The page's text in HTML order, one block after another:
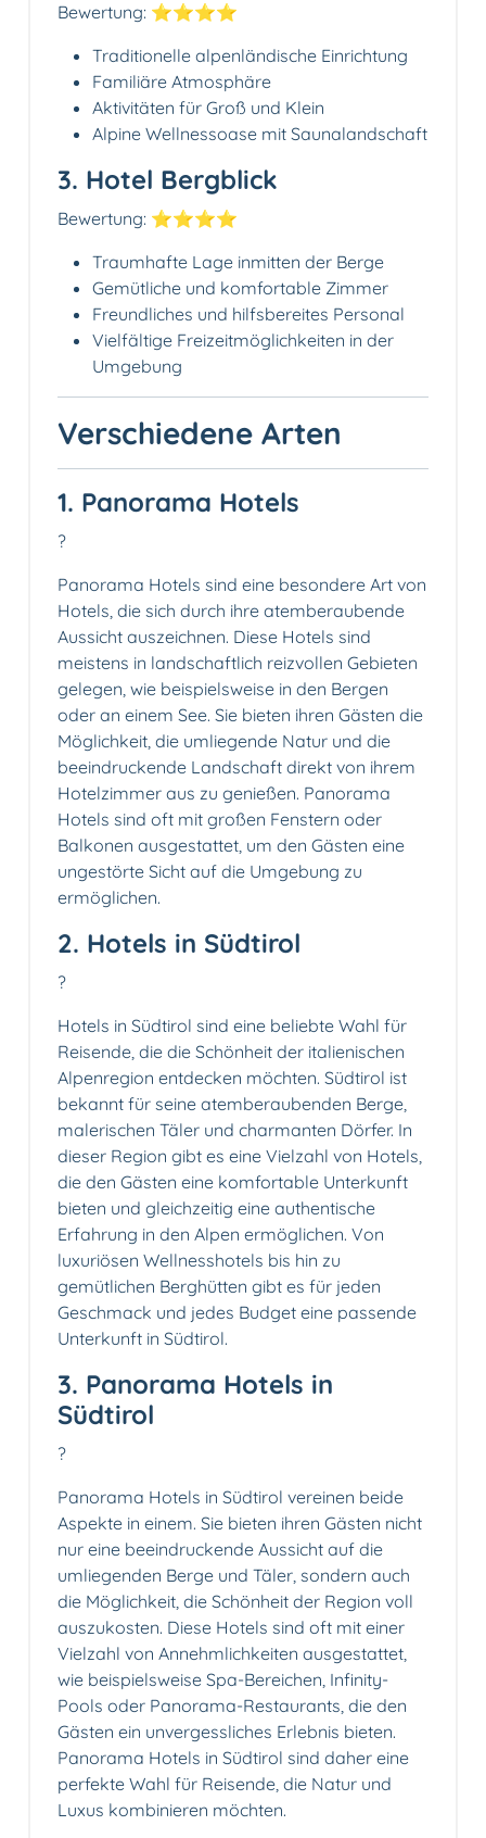
Bewertung: ⭐⭐⭐⭐
Traditionelle alpenländische Einrichtung
Familiäre Atmosphäre
Aktivitäten für Groß und Klein
Alpine Wellnessoase mit Saunalandschaft
3. Hotel Bergblick
Bewertung: ⭐⭐⭐⭐
Traumhafte Lage inmitten der Berge
Gemütliche und komfortable Zimmer
Freundliches und hilfsbereites Personal
Vielfältige Freizeitmöglichkeiten in der
Umgebung
Verschiedene Arten
1. Panorama Hotels
?
Panorama Hotels sind eine besondere Art von
Hotels, die sich durch ihre atemberaubende
Aussicht auszeichnen. Diese Hotels sind
meistens in landschaftlich reizvollen Gebieten
gelegen, wie beispielsweise in den Bergen
oder an einem See. Sie bieten ihren Gästen die
Möglichkeit, die umliegende Natur und die
beeindruckende Landschaft direkt von ihrem
Hotelzimmer aus zu genießen. Panorama
Hotels sind oft mit großen Fenstern oder
Balkonen ausgestattet, um den Gästen eine
ungestörte Sicht auf die Umgebung zu
ermöglichen.
2. Hotels in Südtirol
?
Hotels in Südtirol sind eine beliebte Wahl für
Reisende, die die Schönheit der italienischen
Alpenregion entdecken möchten. Südtirol ist
bekannt für seine atemberaubenden Berge,
malerischen Täler und charmanten Dörfer. In
dieser Region gibt es eine Vielzahl von Hotels,
die den Gästen eine komfortable Unterkunft
bieten und gleichzeitig eine authentische
Erfahrung in den Alpen ermöglichen. Von
luxuriösen Wellnesshotels bis hin zu
gemütlichen Berghütten gibt es für jeden
Geschmack und jedes Budget eine passende
Unterkunft in Südtirol.
3. Panorama Hotels in
Südtirol
?️
Panorama Hotels in Südtirol vereinen beide
Aspekte in einem. Sie bieten ihren Gästen nicht
nur eine beeindruckende Aussicht auf die
umliegenden Berge und Täler, sondern auch
die Möglichkeit, die Schönheit der Region voll
auszukosten. Diese Hotels sind oft mit einer
Vielzahl von Annehmlichkeiten ausgestattet,
wie beispielsweise Spa-Bereichen, Infinity-
Pools oder Panorama-Restaurants, die den
Gästen ein unvergessliches Erlebnis bieten.
Panorama Hotels in Südtirol sind daher eine
perfekte Wahl für Reisende, die Natur und
Luxus kombinieren möchten.